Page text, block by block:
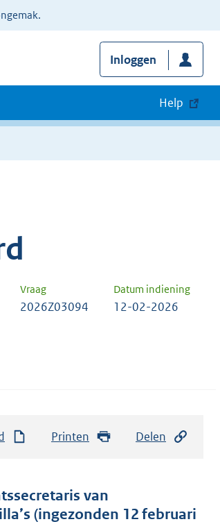
Inloggen
Help
Vraag Datum indiening
2026Z03094 12-02-2026
Printen Delen
van
(ingezonden 12 februari